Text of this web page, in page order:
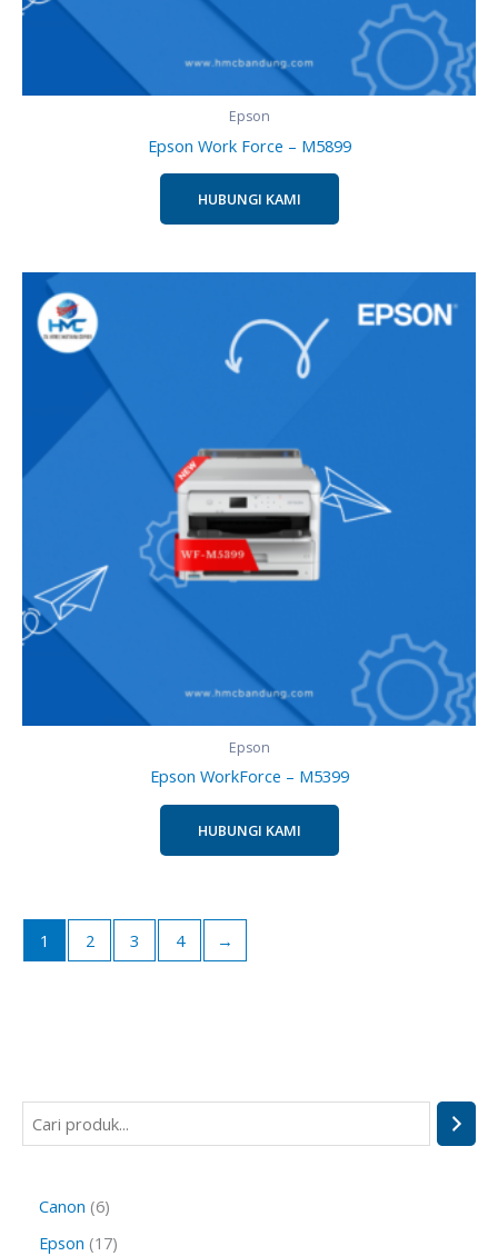
Canon 6
Epson 17
Epson
Epson Work Force – M5899
HUBUNGI KAMI
Epson
Epson WorkForce – M5399
HUBUNGI KAMI
1 2 3 4 →